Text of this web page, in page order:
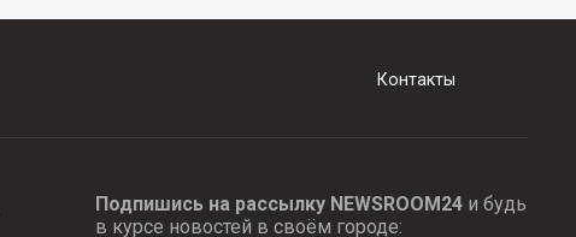
Контакты
Подпишись на рассылку NEWSROOM24и будь
в курсе новостей в своём городе: